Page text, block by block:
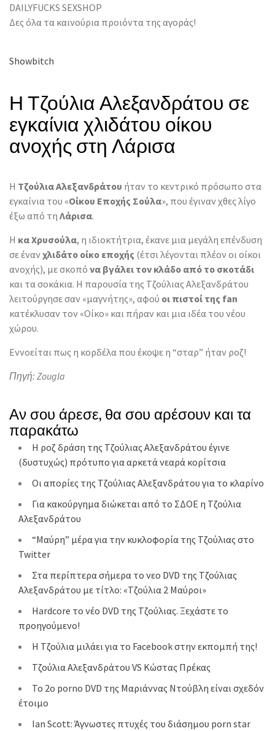
DAILYFUCKS SEXSHOP
Δες όλα τα καινούρια προιόντα της αγοράς!
Showbitch
Η Τζούλια Αλεξανδράτου σε
εγκαίνια χλιδάτου οίκου
ανοχής στη Λάρισα
Η Τζούλια Αλεξανδράτου ήταν το κεντρικό πρόσωπο στα
εγκαίνια του «Οίκου Εποχής Σούλα», που έγιναν χθες λίγο
έξω από τη Λάρισα.
Η κα Χρυσούλα, η ιδιοκτήτρια, έκανε μια μεγάλη επένδυση
σε έναν χλιδάτο οίκο εποχής (έτσι λέγονται πλέον οι οίκοι
ανοχής), με σκοπό να βγάλει τον κλάδο από το σκοτάδι
και τα σοκάκια. Η παρουσία της Τζούλιας Αλεξανδράτου
λειτούργησε σαν «μαγνήτης», αφού οι πιστοί της fan
κατέκλυσαν τον «Οίκο» και πήραν και μια ιδέα του νέου
χώρου.
Εννοείται πως η κορδέλα που έκοψε η “σταρ” ήταν ροζ!
Πηγή: Zougla
Αν σου άρεσε, θα σου αρέσουν και τα
παρακάτω
Η ροζ δράση της Τζούλιας Αλεξανδράτου έγινε
(δυστυχώς) πρότυπο για αρκετά νεαρά κορίτσια
Οι απορίες της Τζούλιας Αλεξανδράτου για το κλαρίνο
Για κακούργημα διώκεται από το ΣΔΟΕ η Τζούλια
Αλεξανδράτου
“Μαύρη” μέρα για την κυκλοφορία της Τζούλιας στο
Twitter
Στα περίπτερα σήμερα το νεο DVD της Τζούλιας
Αλεξανδράτου με τίτλο: «Τζούλια 2 Μαύροι»
Hardcore το νέο DVD της Τζούλιας. Ξεχάστε το
προηγούμενο!
Η Τζούλια μιλάει για το Facebook στην εκπομπή της!
Τζούλια Αλεξανδράτου VS Κώστας Πρέκας
Το 2ο porno DVD της Μαριάννας Ντούβλη είναι σχεδόν
έτοιμο
Ian Scott: Άγνωστες πτυχές του διάσημου porn star